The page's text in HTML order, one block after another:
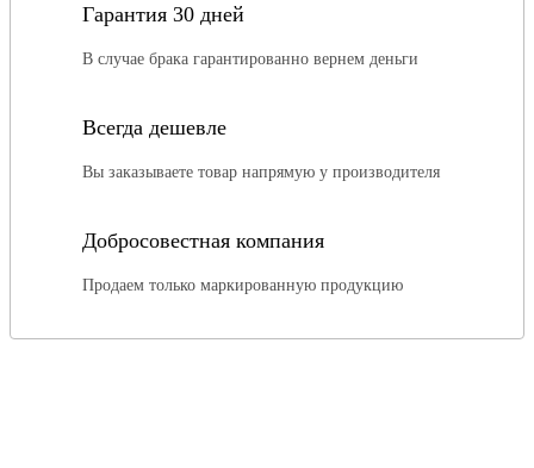
Гарантия 30 дней
В случае брака гарантированно вернем деньги
Всегда дешевле
Вы заказываете товар напрямую у производителя
Добросовестная компания
Продаем только маркированную продукцию